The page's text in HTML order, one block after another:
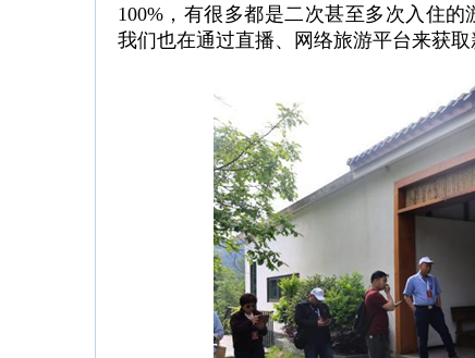
100%，有很多都是二次甚至多次入住的
我们也在通过直播、网络旅游平台来获取